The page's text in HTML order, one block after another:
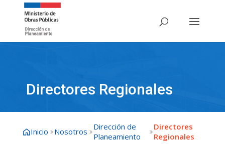
Directores Regionales
Inicio Nosotros
Dirección de
Planeamiento
Directores
Regionales